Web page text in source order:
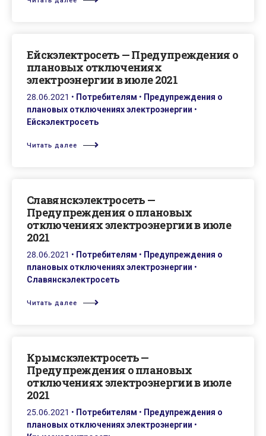
Ейскэлектросеть — Предупреждения о
плановых отключениях
электроэнергии в июле 2021
28.06.2021 • Потребителям • Предупреждения о
плановых отключениях электроэнергии •
Ейскэлектросеть
Читать далее
Славянскэлектросеть —
Предупреждения о плановых
отключениях электроэнергии в июле
2021
28.06.2021 • Потребителям • Предупреждения о
плановых отключениях электроэнергии •
Славянскэлектросеть
Читать далее
Крымскэлектросеть —
Предупреждения о плановых
отключениях электроэнергии в июле
2021
25.06.2021 • Потребителям • Предупреждения о
плановых отключениях электроэнергии •